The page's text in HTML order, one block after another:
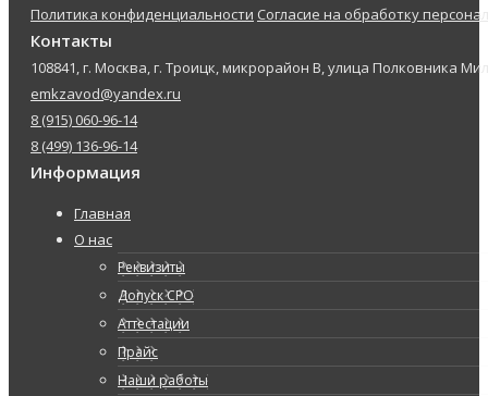
Политика конфиденциальности Согласие на обработку
Контакты
108841, г. Москва, г. Троицк, микрорайон В, улица Полковника
emkzavod@yandex.ru
8 (915) 060-96-14
8 (499) 136-96-14
Информация
Главная
О нас
Реквизиты
Допуск СРО
Аттестации
Прайс
Наши работы